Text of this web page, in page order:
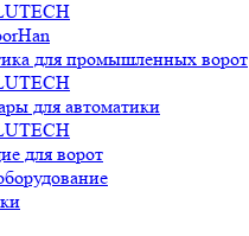
для промышленных ворот
для автоматики
для ворот